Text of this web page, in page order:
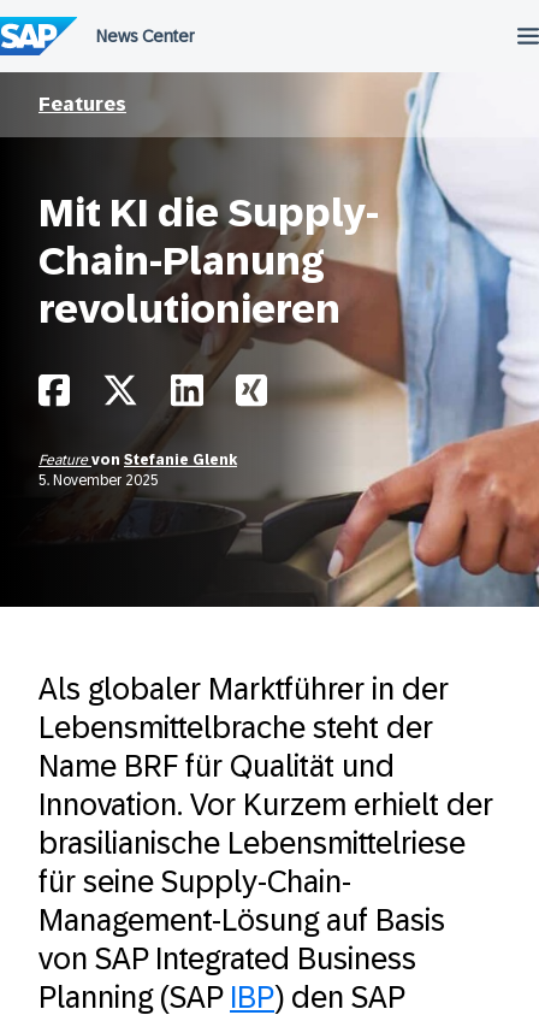
Features
Mit KI die Supply-
Chain-Planung
revolutionieren
Featurevon Stefanie Glenk
5. November 2025
Als globaler Marktführer in der
Lebensmittelbrache steht der
Name BRF für Qualität und
Innovation. Vor Kurzem erhielt der
brasilianische Lebensmittelriese
für seine Supply-Chain-
Management-Lösung auf Basis
von SAP Integrated Business
Planning (SAP IBP) den SAP